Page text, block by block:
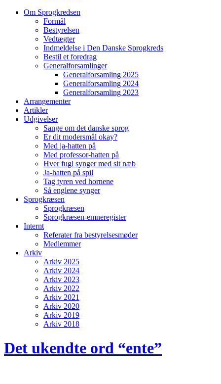
Om Sprogkredsen
Formål
Bestyrelsen
Vedtægter
Indmeldelse i Den Danske Sprogkreds
Bestil et foredrag
Generalforsamlinger
Generalforsamling 2025
Generalforsamling 2024
Generalforsamling 2023
Arrangementer
Artikler
Udgivelser
Sange om det danske sprog
Er dit modersmål okay?
Med ja-hatten på
Med professor-hatten på
Hver fugl synger med sit næb
Ja-hatten på spil
Tag tyren ved hornene
Så englene synger
Sprogkræsen
Sprogkræsen
Sprogkræsen-emneregister
Internt
Referater fra bestyrelsesmøder
Medlemmer
Arkiv
Arkiv 2025
Arkiv 2024
Arkiv 2023
Arkiv 2022
Arkiv 2021
Arkiv 2020
Arkiv 2019
Arkiv 2018
Det ukendte ord “ente”